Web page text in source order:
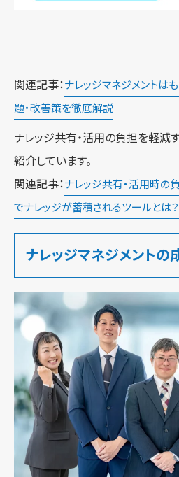
関連記事： ナレッジマネジメントは
題・改善策を徹底解説
ナレッジ共有・活用の負担を軽減
紹介しています。
関連記事： ナレッジ共有・活用時の
でナレッジが蓄積されるツールとは？
ナレッジマネジメントの